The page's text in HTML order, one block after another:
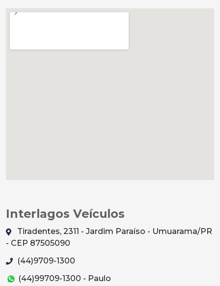
Interlagos Veículos
Tiradentes, 2311 - Jardim Paraíso - Umuarama/PR
- CEP 87505090
(44)9709-1300
(44)99709-1300 - Paulo